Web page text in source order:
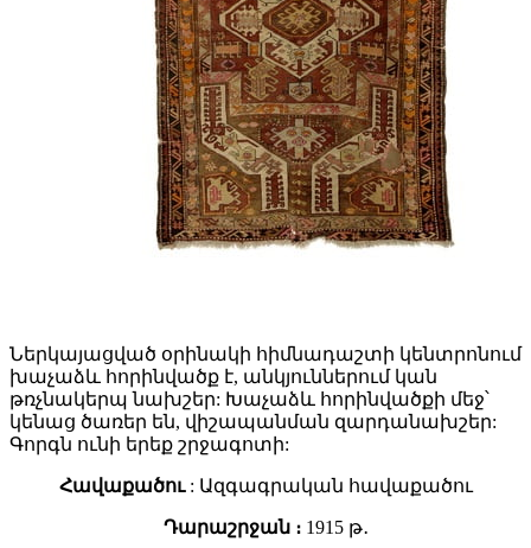
Ներկայացված օրինակի հիմնադաշտի կենտրոնում
խաչաձև հորինվածք է, անկյուններում կան
թռչնակերպ նախշեր: Խաչաձև հորինվածքի մեջ՝
կենաց ծառեր են, վիշապանման զարդանախշեր:
Գորգն ունի երեք շրջագոտի:
Հավաքածու: Ազգագրական հավաքածու
Դարաշրջան ։ 1915 թ․